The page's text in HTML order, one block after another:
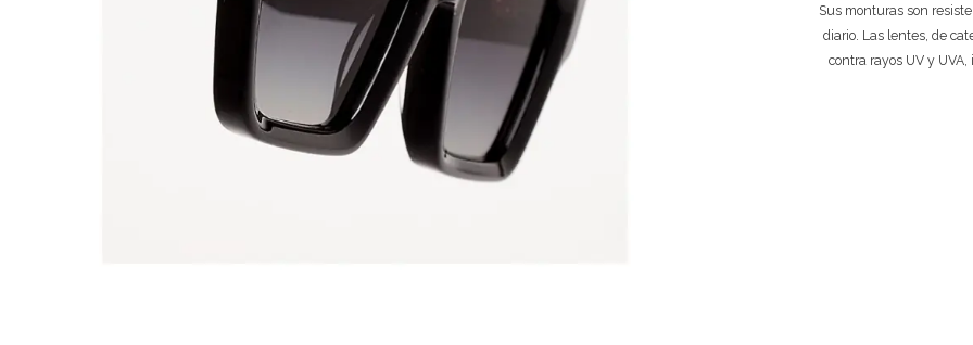
Sus monturas son
diario. Las lentes, de
contra rayos UV y